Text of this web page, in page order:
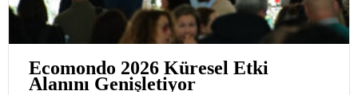
Ecomondo 2026 Küresel Etki
Alanını Genişletiyor